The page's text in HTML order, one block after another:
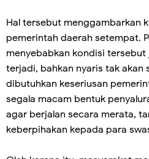
Hal tersebut menggambarkan
pemerintah daerah setempat.
menyebabkan kondisi
terjadi, bahkan nyaris tak akan
dibutuhkan keseriusan
segala macam bentuk
agar berjalan secara merata,
keberpihakan kepada para